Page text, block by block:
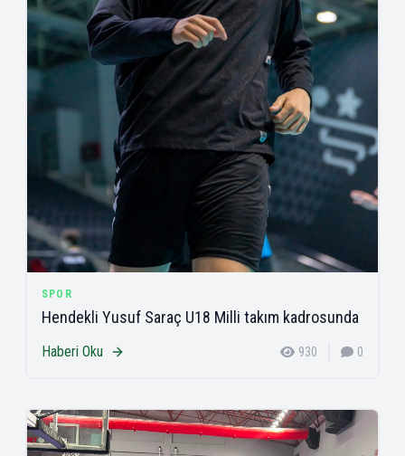
SPOR
Hendekli Yusuf Saraç U18 Milli takım kadrosunda
Haberi Oku 930 0